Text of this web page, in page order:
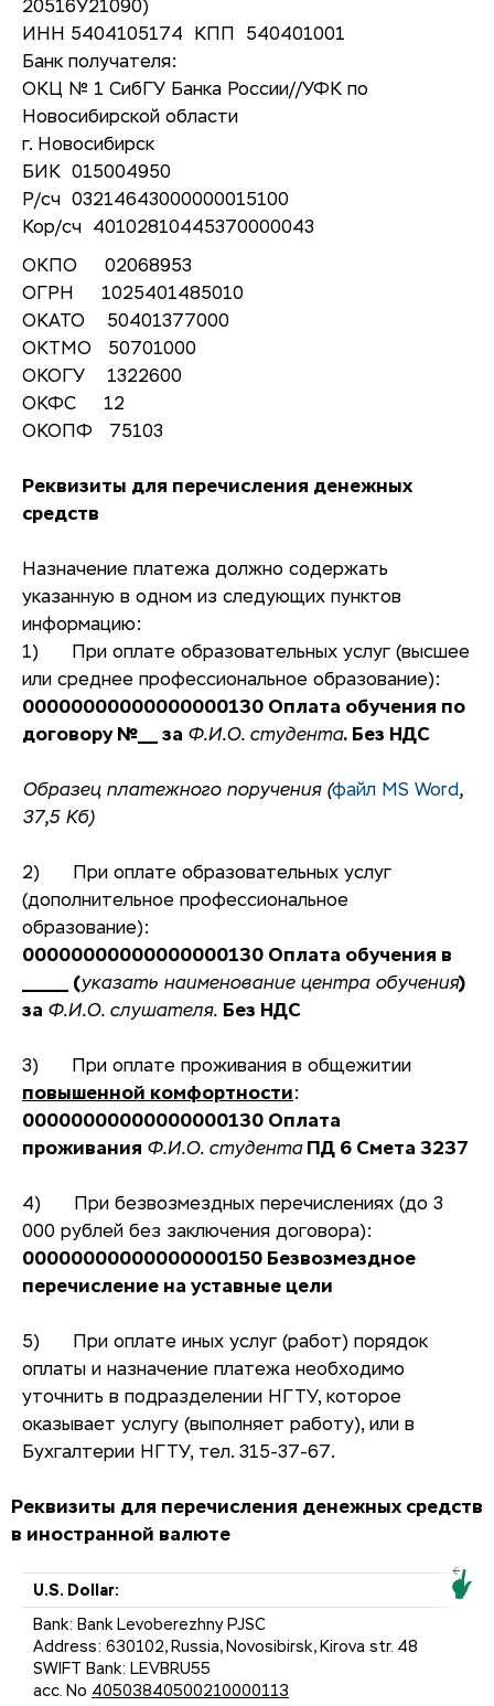
20516У21090)
ИНН 5404105174 КПП 540401001
Банк получателя:
ОКЦ № 1 СибГУ Банка России//УФК по
Новосибирской области
г. Новосибирск
БИК 015004950
Р/сч 03214643000000015100
Кор/сч 40102810445370000043
ОКПО 02068953
ОГРН 1025401485010
ОКАТО 50401377000
ОКТМО 50701000
ОКОГУ 1322600
ОКФС 12
ОКОПФ 75103
Реквизиты для перечисления денежных
средств
Назначение платежа должно содержать
указанную в одном из следующих пунктов
информацию:
1) При оплате образовательных услуг (высшее
или среднее профессиональное образование):
00000000000000000130 Оплата обучения по
договору №___ за Ф.И.О. студента. Без НДС
Образец платежного поручения (файл MS Word,
37,5 Кб)
2) При оплате образовательных услуг
(дополнительное профессиональное
образование):
00000000000000000130 Оплата обучения в
_______ (указать наименование центра обучения)
за Ф.И.О. слушателя. Без НДС
3) При оплате проживания в общежитии
повышенной комфортности:
00000000000000000130 Оплата
проживания Ф.И.О. студентаПД 6 Смета 3237
4) При безвозмездных перечислениях (до 3
000 рублей без заключения договора):
00000000000000000150 Безвозмездное
перечисление на уставные цели
5) При оплате иных услуг (работ) порядок
оплаты и назначение платежа необходимо
уточнить в подразделении НГТУ, которое
оказывает услугу (выполняет работу), или в
Бухгалтерии НГТУ, тел. 315-37-67.
Реквизиты для перечисления денежных средств
в иностранной валюте
U.S. Dollar:
Bank: Bank Levoberezhny PJSC
Address: 630102, Russia, Novosibirsk, Kirova str. 48
SWIFT Bank: LEVBRU55
acc. No 40503840500210000113